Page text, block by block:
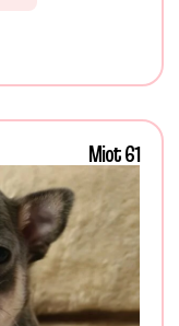
Miot 61